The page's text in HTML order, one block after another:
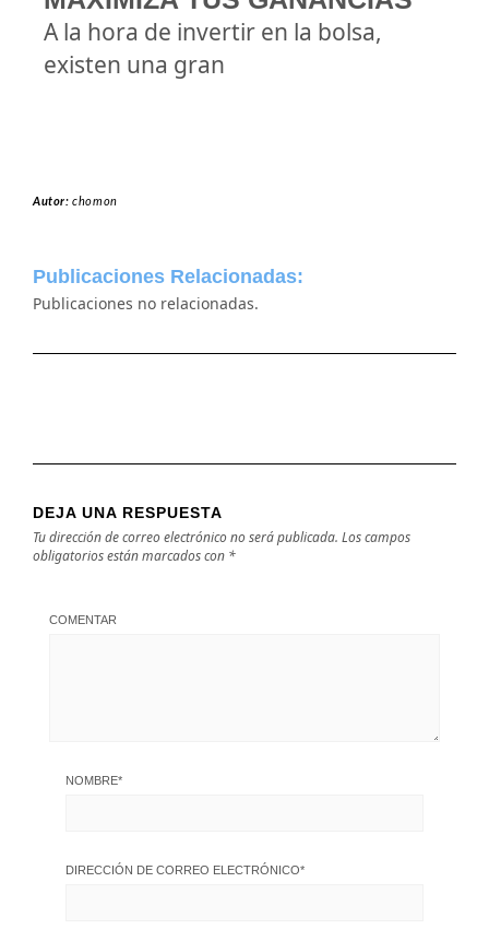
A la hora de invertir en la bolsa,
existen una gran
Autor:chomon
Publicaciones Relacionadas:
Publicaciones no relacionadas.
DEJA UNA RESPUESTA
Tu dirección de correo electrónico no será publicada. Los campos
obligatorios están marcados con *
COMENTAR
NOMBRE*
DIRECCIÓN DE CORREO ELECTRÓNICO*